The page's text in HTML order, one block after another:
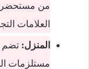
من
العلامات
المنزل: تضم
مستلزمات